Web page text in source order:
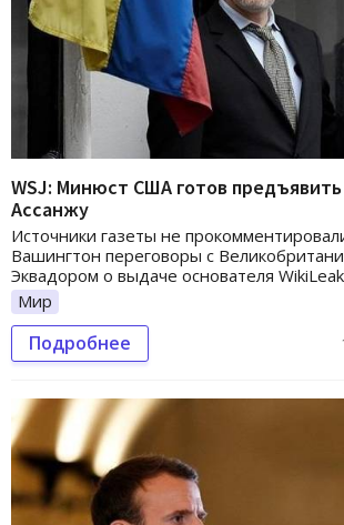
WSJ: Минюст США готов
Ассанжу
Источники газеты не
Вашингтон переговоры с
Эквадором о выдаче основателя
Мир
Подробнее